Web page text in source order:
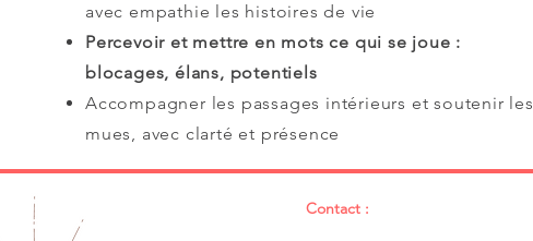
avec empathie les histoires de vie
Percevoir et mettre en mots ce qui se joue :
blocages, élans, potentiels
Accompagner les passages intérieurs et soutenir les
mues, avec clarté et présence
Contact :